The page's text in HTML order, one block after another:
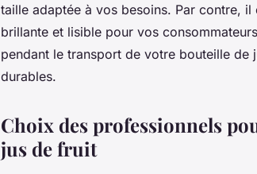
taille adaptée à vos besoins. Par contre,
brillante et lisible pour vos
pendant le transport de votre bouteille
durables.
Choix des professionnels
jus de fruit